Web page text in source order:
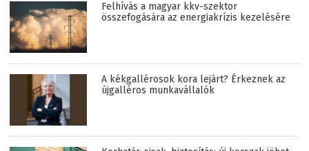
Felhívás a magyar kkv-szektor
összefogására az energiakrízis kezelésére
A kékgallérosok kora lejárt? Érkeznek az
újgalléros munkavállalók